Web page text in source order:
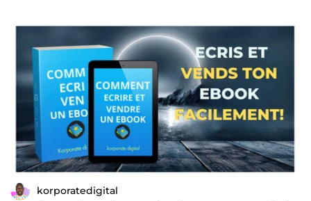
korporatedigital